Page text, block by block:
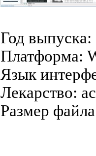
Год выпуска:
Платформа:
Язык
Лекарство:
Размер